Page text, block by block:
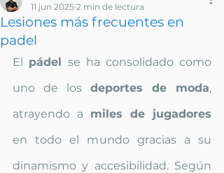
Lesiones más frecuentes en
padel
11 jun 2025 2 min de lectura
El pádel se ha consolidado como
uno de los deportes de moda,
atrayendo a miles de jugadores
en todo el mundo gracias a su
dinamismo y accesibilidad. Según